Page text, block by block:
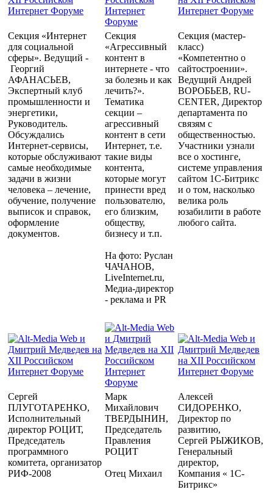
Секция «Интернет
для социальной
сферы». Ведущий -
Георгий
АФАНАСЬЕВ,
Экспертный клуб
промышленности и
энергетики,
Руководитель.
Обсуждались
Интернет-сервисы,
которые обслуживают
самые необходимые
задачи в жизни
человека – лечение,
обучение, получение
выписок и справок,
оформление
документов.
Секция
«Агрессивный
контент в
интернете - что
за болезнь и как
лечить?».
Тематика
секции –
агрессивный
контент в сети
Интернет, т.е.
такие виды
контента,
которые могут
принести вред
пользователю,
его близким,
обществу,
бизнесу и т.п.
На фото: Руслан
ЧАЧАНОВ,
LiveInternet.ru,
Медиа-директор
- реклама и PR
Секция (мастер-
класс)
«Компетентно о
сайтостроении».
Ведущий Андрей
ВОРОБЬЕВ, RU-
CENTER, Директор
департамента по
связям с
общественностью.
Участники узнали
все о хостинге,
системе управления
сайтом 1С-Битрикс
и о том, насколько
велика роль
юзабилити в работе
любого сайта.
Сергей
ПЛУГОТАРЕНКО,
Исполнительный
директор РОЦИТ,
Председатель
программного
комитета, организатор
РИФ-2008
Марк
Михайлович
ТВЕРДЫНИН,
Председатель
Правления
РОЦИТ
Отец Михаил
Алексей
СИДОРЕНКО,
Директор по
развитию,
Сергей РЫЖИКОВ,
Генеральный
директор,
Компания « 1С-
Битрикс»